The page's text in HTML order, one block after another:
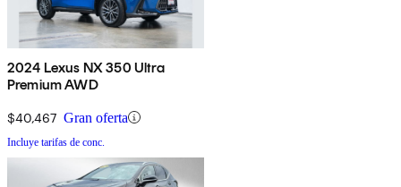
2024 Lexus NX 350 Ultra
Premium AWD
$40,467 Gran oferta
Incluye tarifas de conc.